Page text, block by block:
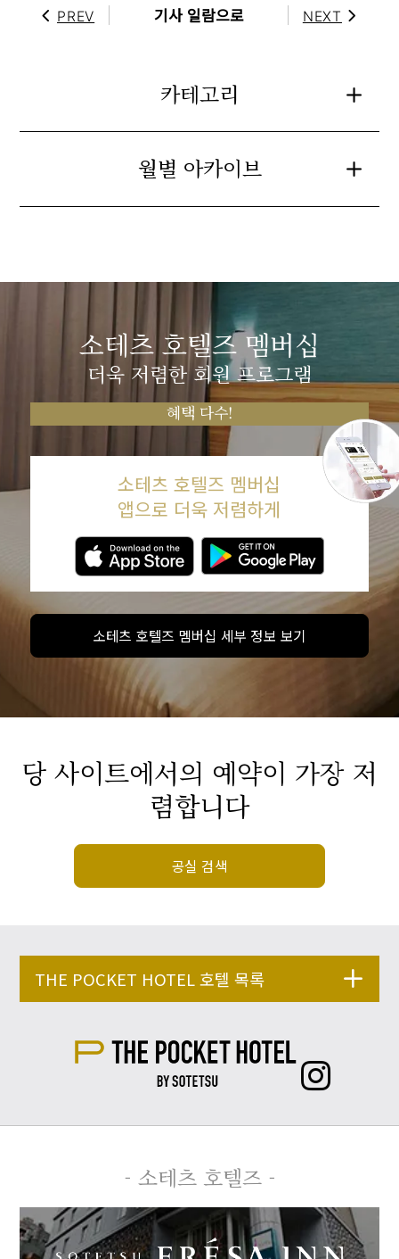
PREV 기사 일람으로 NEXT
카테고리
월별 아카이브
소테츠 호텔즈 멤버십
더욱 저렴한 회원 프로그램
혜택 다수!
소테츠 호텔즈 멤버십
앱으로 더욱 저렴하게
소테츠 호텔즈 멤버십 세부 정보 보기
당 사이트에서의 예약이 가장 저
렴합니다
공실 검색
THE POCKET HOTEL 호텔 목록
- 소테츠 호텔즈 -